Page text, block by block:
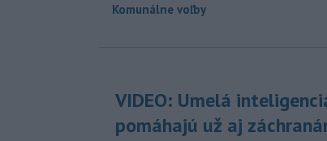
Komunálne voľby
VIDEO: Umelá
pomáhajú už aj